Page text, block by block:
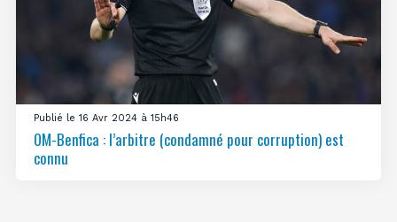
Publié le 16 Avr 2024 à 15h46
OM-Benfica : l’arbitre (condamné pour corruption) est
connu